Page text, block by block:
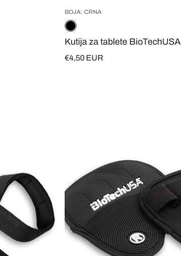
BOJA: CRNA
Kutija za tablete BioTechUSA
€4,50 EUR